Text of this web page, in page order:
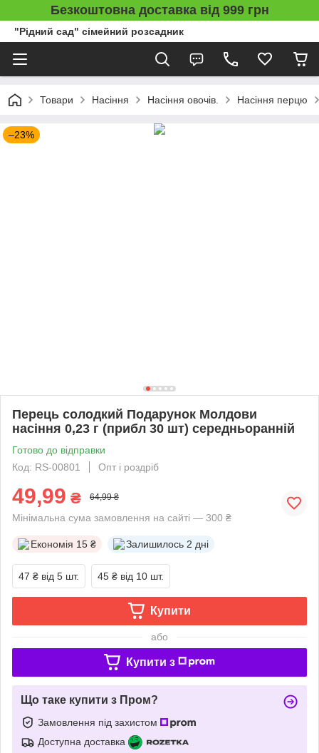
Безкоштовна доставка від 999 грн
"Рідний сад" сімейний розсадник
Товари Насіння Насіння овочів. Насіння перцю
–23%
Перець солодкий Подарунок Молдови
насіння 0,23 г (прибл 30 шт) середньоранній
Готово до відправки
Код: RS-00801
Опт і роздріб
49,99 ₴ 64,99 ₴
Мінімальна сума замовлення на сайті — 300 ₴
Економія 15 ₴ Залишилось 2 дні
47 ₴ від 5 шт. 45 ₴ від 10 шт.
Купити
або
Купити з
Що таке купити з Пром?
Замовлення під захистом
Доступна доставка